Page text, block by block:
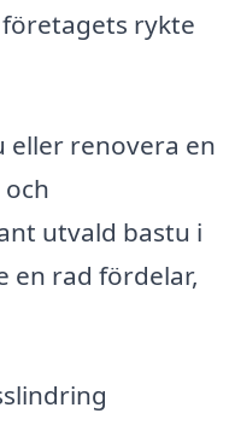
rykte
eller renovera en
utvald bastu i
en rad fördelar,